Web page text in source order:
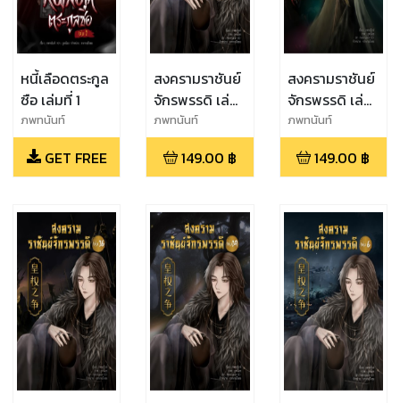
หนี้เลือดตระกูล
ซือ เล่มที่ 1
ภพทนันท์
GET FREE
สงครามราชันย์
จักรพรรดิ เล่ม
ที่ 8
ภพทนันท์
149.00 ฿
สงครามราชันย์
จักรพรรดิ เล่ม
ที่ 15
ภพทนันท์
149.00 ฿